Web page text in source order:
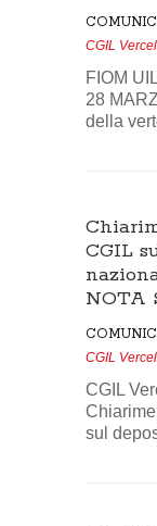
CGIL
FIOM
28
della
CGIL
NOTA
CGIL
CGIL
sul